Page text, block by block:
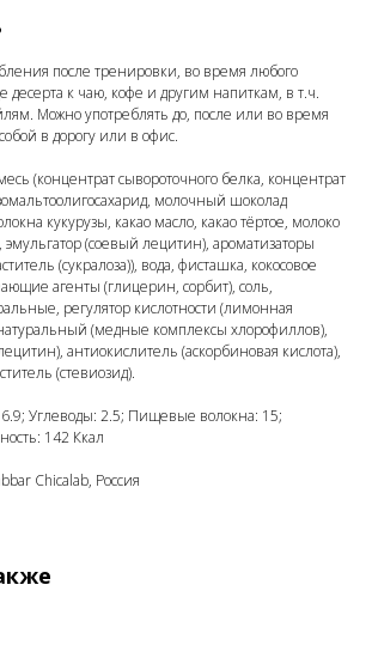
после тренировки, во время любого
к чаю, кофе и другим напиткам, в т.ч.
Можно употреблять до, после или во время
в дорогу или в офис.
(концентрат сывороточного белка, концентрат
молочный шоколад
кукурузы, какао масло, какао тёртое, молоко
(соевый лецитин), ароматизаторы
(сукралоза)), вода, фисташка, кокосовое
агенты (глицерин, сорбит), соль,
регулятор кислотности (лимонная
(медные комплексы хлорофиллов),
антиокислитель (аскорбиновая кислота),
(стевиозид).
Углеводы: 2.5; Пищевые волокна: 15;
142 Ккал
Chicalab, Россия